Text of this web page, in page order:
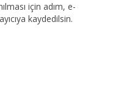
için adım, e-
kaydedilsin.